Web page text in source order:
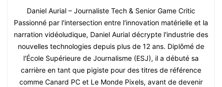
Daniel Aurial – Journaliste Tech & Senior Game Critic
Passionné par l'intersection entre l'innovation matérielle et la
narration vidéoludique, Daniel Aurial décrypte l'industrie des
nouvelles technologies depuis plus de 12 ans. Diplômé de
l'École Supérieure de Journalisme (ESJ), il a débuté sa
carrière en tant que pigiste pour des titres de référence
comme Canard PC et Le Monde Pixels, avant de devenir